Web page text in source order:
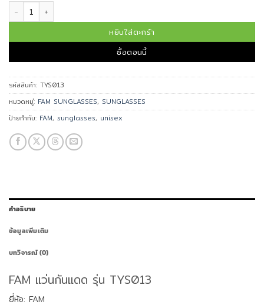
จำนวน FAM แว่นกันแดด รุ่น TYS013 ชิ้น
หยิบใส่ตะกร้า
ซื้อตอนนี้
รหัสสินค้า: TYS013
หมวดหมู่: FAM SUNGLASSES, SUNGLASSES
ป้ายกำกับ: FAM, sunglasses, unisex
คำอธิบาย
ข้อมูลเพิ่มเติม
บทวิจารณ์ (0)
FAM แว่นกันแดด รุ่น TYS013
ยี่ห้อ: FAM